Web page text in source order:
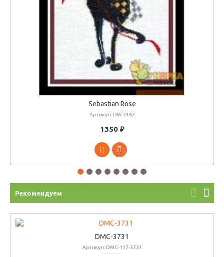
Sebastian Rose
Артикул: DW-2462
1350 ₽
Рекомендуем
DMC-3731
Артикул: DMC-117-3731